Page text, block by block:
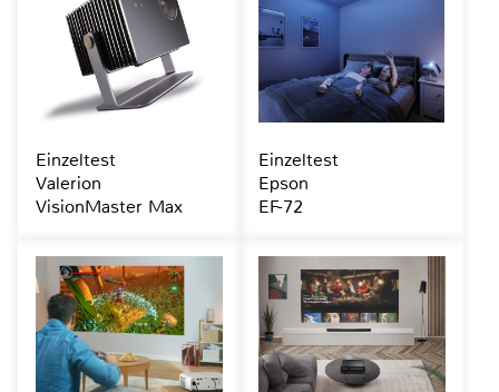
Einzeltest
Valerion
VisionMaster Max
Einzeltest
Epson
EF-72